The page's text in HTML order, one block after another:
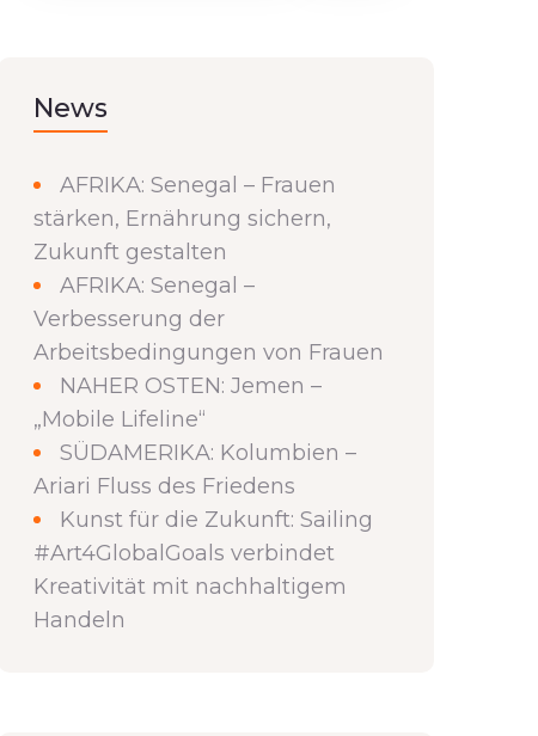
News
AFRIKA: Senegal – Frauen
stärken, Ernährung sichern,
Zukunft gestalten
AFRIKA: Senegal –
Verbesserung der
Arbeitsbedingungen von Frauen
NAHER OSTEN: Jemen –
„Mobile Lifeline“
SÜDAMERIKA: Kolumbien –
Ariari Fluss des Friedens
Kunst für die Zukunft: Sailing
#Art4GlobalGoals verbindet
Kreativität mit nachhaltigem
Handeln